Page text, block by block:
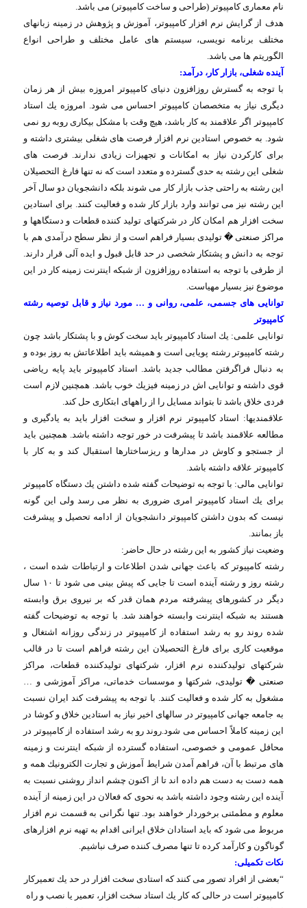
نام معماری كامپیوتر (طراحی و ساخت كامپیوتر) می باشد
هدف از گرایش نرم افزار كامپیوتر، آموزش و پژوهش در زمینه زبانهای
مختلف برنامه نویسی، سیستم های عامل مختلف و طراحی انواع
الگوریتم ها می باشد
آینده شغلی، بازار كار، درآمد:
با توجه به گسترش روزافزون دنیای كامپیوتر امروزه بیش از هر زمان
دیگری نیاز به متخصصان كامپیوتر احساس می شود. امروزه یك استاد
كامپیوتر اگر علاقمند به كار باشد، هیچ وقت با مشكل بیكاری روبه رو نمی
شود. به خصوص استادین نرم افزار فرصت های شغلی بیشتری داشته و
برای كاركردن نیاز به امكانات و تجهیزات زیادی ندارند. فرصت های
شغلی این رشته به حدی گسترده و متعدد است كه نه تنها فارغ التحصیلان
این رشته به راحتی جذب بازار كار می شوند بلكه دانشجویان دو سال آخر
این رشته نیز می توانند وارد بازار كار شده و فعالیت كنند. برای استادین
سخت افزار هم امكان كار در شركتهای تولید كننده قطعات و دستگاهها و
مراكز صنعتی �تولیدی بسیار فراهم است و از نظر سطح درآمدی هم با
توجه به دانش و پشتكار شخصی در حد قابل قبول و ایده آلی قرار دارند.
از طرفی با توجه به استفاده روزافزون از شبكه اینترنت زمینه كار در این
موضوع نیز بسیار مهیاست
توانایی های جسمی، علمی، روانی و … مورد نیاز و قابل توصیه رشته
کامپیوتر
توانایی علمی: یك استاد كامپیوتر باید سخت كوش و با پشتكار باشد چون
رشته كامپیوتر رشته پویایی است و همیشه باید اطلاعاتش به روز بوده و
به دنبال فراگرفتن مطالب جدید باشد. استاد كامپیوتر باید پایه ریاضی
قوی داشته و توانایی اش در زمینه فیزیك خوب باشد. همچنین لازم است
فردی خلاق باشد تا بتواند مسایل را از راههای ابتكاری حل كند
علاقمندیها: استاد كامپیوتر نرم افزار و سخت افزار باید به یادگیری و
مطالعه علاقمند باشد تا پیشرفت در خور توجه داشته باشد. همچنین باید
از جستجو و كاوش در مدارها و ریزساختارها استقبال كند و به كار با
كامپیوتر علاقه داشته باشد
توانایی مالی: با توجه به توضیحات گفته شده داشتن یك دستگاه كامپیوتر
برای یك استاد كامپیوتر امری ضروری به نظر می رسد ولی این گونه
نیست كه بدون داشتن كامپیوتر دانشجویان از ادامه تحصیل و پیشرفت
باز بمانند
وضعیت نیاز كشور به این رشته در حال حاضر :
رشته كامپیوتر كه باعث جهانی شدن اطلاعات و ارتباطات شده است ،
رشته روز و رشته آینده است تا جایی كه پیش بینی می شود تا ۱۰ سال
دیگر در كشورهای پیشرفته مردم همان قدر كه بر نیروی برق وابسته
هستند به شبكه اینترنت وابسته خواهند شد. با توجه به توضیحات گفته
شده روند رو به رشد استفاده از كامپیوتر در زندگی روزانه اشتغال و
موقعیت كاری برای فارغ التحصیلان این رشته فراهم است تا در قالب
شركتهای تولیدكننده نرم افزار، شركتهای تولیدكننده قطعات، مراكز
صنعتی �تولیدی، شركتها و موسسات خدماتی، مراكز آموزشی و …
مشغول به كار شده و فعالیت كنند. با توجه به پیشرفت كند ایران نسبت
به جامعه جهانی كامپیوتر در سالهای اخیر نیاز به استادین خلاق و كوشا در
این زمینه كاملاً احساس می شود.روند رو به رشد استفاده از كامپیوتر در
محافل عمومی و خصوصی، استفاده گسترده از شبكه اینترنت و زمینه
های مرتبط با آن، فراهم آمدن شرایط آموزش و تجارت الكترونیك همه و
همه دست به دست هم داده اند تا از اكنون چشم انداز روشنی نسبت به
آینده این رشته وجود داشته باشد به نحوی كه فعالان در این زمینه از آینده
معلوم و مطمئنی برخوردار خواهند بود. تنها نگرانی به قسمت نرم افزار
مربوط می شود كه باید استادان خلاق ایرانی اقدام به تهیه نرم افزارهای
گوناگون و كارآمد كرده تا تنها مصرف كننده صرف نباشیم
نكات تكمیلی:
“بعضی از افراد تصور می كنند كه استادی سخت افزار در حد یك تعمیركار
كامپیوتر است در حالی كه كار یك استاد سخت افزار، تعمیر یا نصب و راه